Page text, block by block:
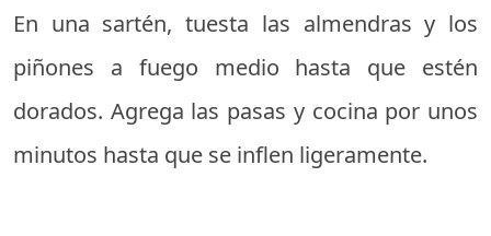
En una sartén, tuesta las almendras y los
piñones a fuego medio hasta que estén
dorados. Agrega las pasas y cocina por unos
minutos hasta que se inflen ligeramente.